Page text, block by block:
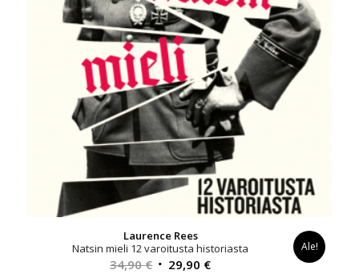
Laurence Rees
Natsin mieli 12 varoitusta historiasta
34,90€ Alkuperäinen
29,90 €Nykyinen
Ale!